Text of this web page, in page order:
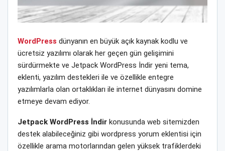
WordPress dünyanın en büyük açık kaynak kodlu ve
ücretsiz yazılımı olarak her geçen gün gelişimini
sürdürmekte ve Jetpack WordPress İndir yeni tema,
eklenti, yazılım destekleri ile ve özellikle entegre
yazılımlarla olan ortaklıkları ile internet dünyasını domine
etmeye devam ediyor.
Jetpack WordPress İndir konusunda web sitemizden
destek alabileceğiniz gibi wordpress yorum eklentisi için
özellikle arama motorlarından gelen yüksek trafiklerdeki